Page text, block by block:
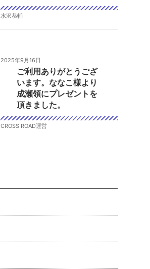
水沢恭輔
2025年9月16日
ご利用ありがとうござ
います。ななこ様より
成瀬領にプレゼントを
頂きました。
CROSS ROAD運営